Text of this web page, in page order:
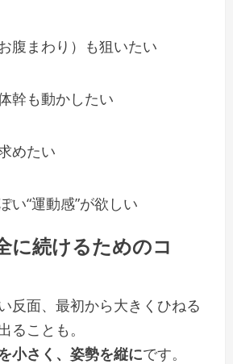
腹まわり）も狙いたい
幹も動かしたい
めたい
い“運動感”が欲しい
に続けるためのコ
反面、最初から大きくひねる
ることも。
小さく、姿勢を縦にです。